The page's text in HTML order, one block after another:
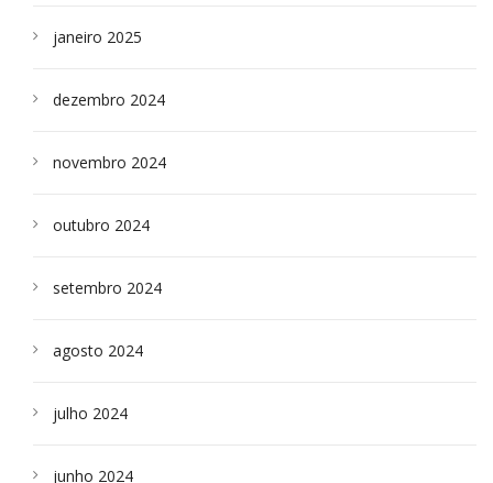
janeiro 2025
dezembro 2024
novembro 2024
outubro 2024
setembro 2024
agosto 2024
julho 2024
junho 2024